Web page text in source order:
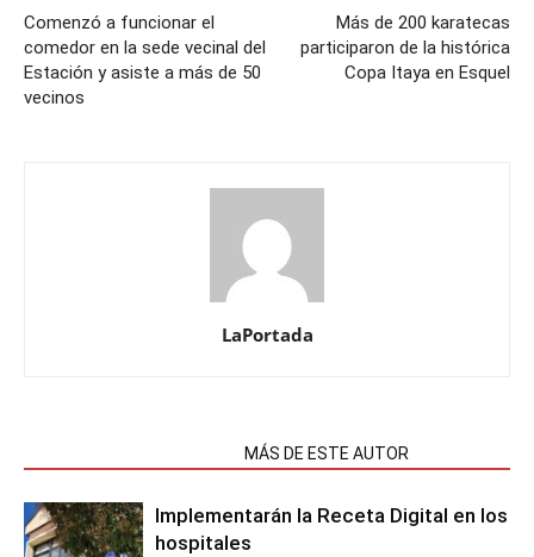
Comenzó a funcionar el
comedor en la sede vecinal del
Estación y asiste a más de 50
vecinos
Más de 200 karatecas
participaron de la histórica
Copa Itaya en Esquel
LaPortada
MÁS DE ESTE AUTOR
Implementarán la Receta Digital en los
hospitales